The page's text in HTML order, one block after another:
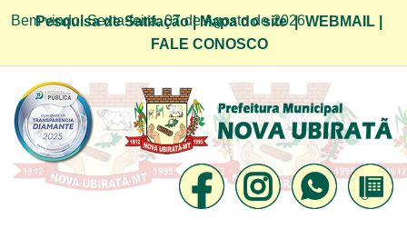
Bem vindo! Sexta-feira, 07 de Agosto de 2026
Pesquisa de Satifação|Mapa do site|WEBMAIL
FALE CONOSCO